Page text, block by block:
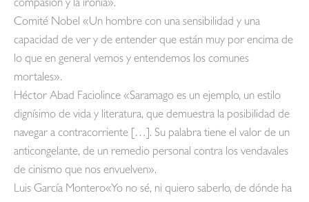
compasión y la ironía».
Comité Nobel «Un hombre con una sensibilidad y una
capacidad de ver y de entender que están muy por encima de
lo que en general vemos y entendemos los comunes
mortales».
Héctor Abad Faciolince «Saramago es un ejemplo, un estilo
dignísimo de vida y literatura, que demuestra la posibilidad de
navegar a contracorriente […]. Su palabra tiene el valor de un
anticongelante, de un remedio personal contra los vendavales
de cinismo que nos envuelven».
Luis García Montero«Yo no sé, ni quiero saberlo, de dónde ha